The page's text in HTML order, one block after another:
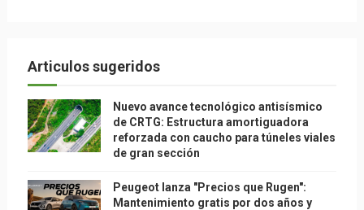
Articulos sugeridos
Nuevo avance tecnológico antisísmico
de CRTG: Estructura amortiguadora
reforzada con caucho para túneles viales
de gran sección
Peugeot lanza "Precios que Rugen":
Mantenimiento gratis por dos años y